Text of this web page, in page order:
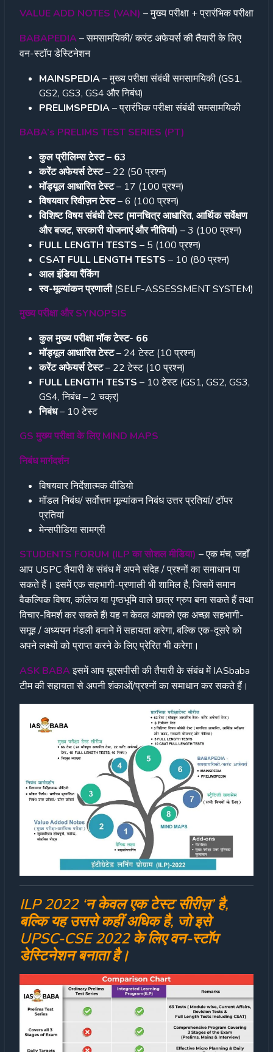
VALUE ADD NOTES (VAN) – मुख्य परीक्षा + प्रारंभिक परीक्षा
BABAPEDIA– समसामयिकी/ करंट अफेयर्स की तैयारी के लिए
वन-स्टॉप डेस्टिनेशन
MAINSPEDIA –मुख्य परीक्षा संबंधी समसामयिकी (GS1,
GS2, GS3, GS4 और निबंध)
PRELIMSPEDIA– प्रारंभिक परीक्षा संबंधी समसामयिकी
BABA’s PRELIMS TEST SERIES (PT)
कुल प्रीलिम्स टेस्ट – 63
करेंट अफेयर्स टेस्ट– 22 (50 प्रश्न)
मॉड्यूल आधारित टेस्ट– 17 (100 प्रश्न)
विषयवार रिवीज़न टेस्ट– 6 (100 प्रश्न)
विशिष्ट विषय संबंधी टेस्ट (मानचित्र आधारित, आर्थिक सर्वेक्षण
और बजट, सरकारी योजनाएं और नीतियां) – 3 (100 प्रश्न)
FULL LENGTH TESTS – 5 (100 प्रश्न)
CSAT FULL LENGTH TESTS – 10 (80 प्रश्न)
आल इंडिया रैंकिंग
स्व-मूल्यांकन प्रणाली(SELF-ASSESSMENT SYSTEM)
मुख्य परीक्षा और SYNOPSIS
कुल मुख्य परीक्षा मॉक टेस्ट- 66
मॉड्यूल आधारित टेस्ट– 24 टेस्ट (10 प्रश्न)
करेंट अफेयर्स टेस्ट– 22 टेस्ट (10 प्रश्न)
FULL LENGTH TESTS – 10 टेस्ट (GS1, GS2, GS3,
GS4, निबंध – 2 चक्र)
निबंध– 10 टेस्ट
GS मुख्य परीक्षा के लिए MIND MAPS
निबंध मार्गदर्शन
विषयवार निर्देशात्मक वीडियो
मॉडल निबंध/ सर्वोत्तम मूल्यांकन निबंध उत्तर प्रतियां/ टॉपर
प्रतियां
मेन्सपीडिया सामग्री
STUDENTS FORUM (ILP का सोशल मीडिया) – एक मंच, जहाँ
आप USPC तैयारी के संबंध में अपने संदेह / प्रश्नों का समाधान पा
सकते हैं। इसमें एक सहभागी-प्रणाली भी शामिल है, जिसमें समान
वैकल्पिक विषय, कॉलेज या पृष्ठभूमि वाले छात्र ग्रुप बना सकते हैं तथा
विचार-विमर्श कर सकते हैं! यह न केवल आपको एक अच्छा सहभागी-
समूह / अध्ययन मंडली बनाने में सहायता करेगा, बल्कि एक-दूसरे को
अपने लक्ष्यों को प्राप्त करने के लिए प्रेरित भी करेगा।
ASK BABAइसमें आप यूएसपीसी की तैयारी के संबंध में IASbaba
टीम की सहायता से अपनी शंकाओं/प्रश्नों का समाधान कर सकते हैं।
ILP 2022 ‘न केवल एक टेस्ट सीरीज़’ है,
बल्कि यह उससे कहीं अधिक है, जो इसे
UPSC-CSE 2022 के लिए वन-स्टॉप
डेस्टिनेशन बनाता है।